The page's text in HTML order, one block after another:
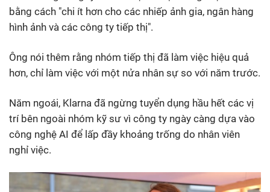
bằng cách "chi ít hơn cho các nhiếp ảnh gia, ngân hàng
hình ảnh và các công ty tiếp thị".
Ông nói thêm rằng nhóm tiếp thị đã làm việc hiệu quả
hơn, chỉ làm việc với một nửa nhân sự so với năm trước.
Năm ngoái, Klarna đã ngừng tuyển dụng hầu hết các vị
trí bên ngoài nhóm kỹ sư vì công ty ngày càng dựa vào
công nghệ AI để lấp đầy khoảng trống do nhân viên
nghỉ việc.